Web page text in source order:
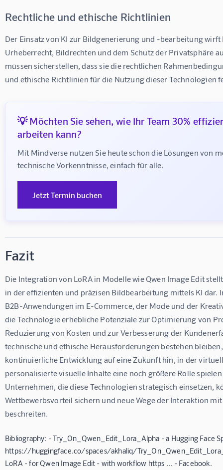
Rechtliche und ethische Richtlinien
Der Einsatz von KI zur Bildgenerierung und -bearbeitung
Urheberrecht, Bildrechten und dem Schutz der Privatsphäre
müssen sicherstellen, dass sie die rechtlichen
und ethische Richtlinien für die Nutzung dieser Technologien
💡 Möchten Sie sehen, wie Ihr Team 30%
arbeiten kann?
Mit Mindverse nutzen Sie heute schon die Lösungen von
technische Vorkenntnisse, einfach für alle.
Jetzt Termin buchen
Fazit
Die Integration von LoRA in Modelle wie Qwen Image Edit
in der effizienten und präzisen Bildbearbeitung mittels KI dar.
B2B-Anwendungen im E-Commerce, der Mode und der
die Technologie erhebliche Potenziale zur Optimierung von
Reduzierung von Kosten und zur Verbesserung der
technische und ethische Herausforderungen bestehen
kontinuierliche Entwicklung auf eine Zukunft hin, in der
personalisierte visuelle Inhalte eine noch größere Rolle
Unternehmen, die diese Technologien strategisch einsetzen,
Wettbewerbsvorteil sichern und neue Wege der Interaktion
beschreiten.
Bibliography: - Try_On_Qwen_Edit_Lora_Alpha - a Hugging Face
https://huggingface.co/spaces/akhaliq/
LoRA - for Qwen Image Edit - with workflow https ... - Facebook.